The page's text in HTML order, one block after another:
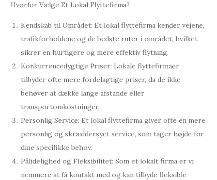
Hvorfor Vælge Et Lokal Flyttefirma?
Kendskab til Området: Et lokal flyttefirma kender vejene,
trafikforholdene og de bedste ruter i området, hvilket
sikrer en hurtigere og mere effektiv flytning.
Konkurrencedygtige Priser: Lokale flyttefirmaer
tilbyder ofte mere fordelagtige priser, da de ikke
behøver at dække lange afstande eller
transportomkostninger.
Personlig Service: Et lokal flyttefirma giver ofte en mere
personlig og skræddersyet service, som tager højde for
dine specifikke behov.
Pålidelighed og Fleksibilitet: Som et lokalt firma er vi
nemmere at få kontakt med og kan tilbyde fleksible